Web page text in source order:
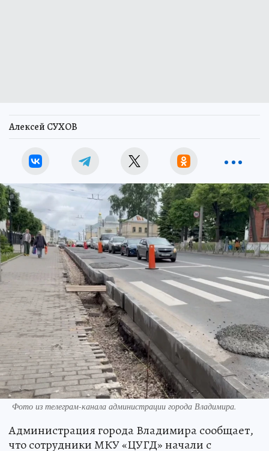
Алексей СУХОВ
Фото из телеграм-канала администрации города Владимира.
Администрация города Владимира сообщает,
что сотрудники МКУ «ЦУГД» начали с